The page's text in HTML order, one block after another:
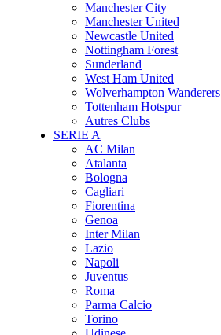
Manchester City
Manchester United
Newcastle United
Nottingham Forest
Sunderland
West Ham United
Wolverhampton Wanderers
Tottenham Hotspur
Autres Clubs
SERIE A
AC Milan
Atalanta
Bologna
Cagliari
Fiorentina
Genoa
Inter Milan
Lazio
Napoli
Juventus
Roma
Parma Calcio
Torino